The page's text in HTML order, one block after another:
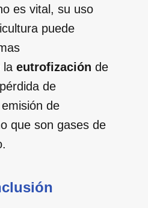
es vital, su uso
puede
la eutrofización de
de
de
que son gases de